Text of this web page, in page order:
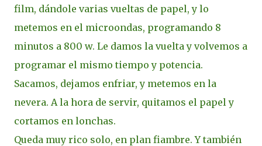
film, dándole varias vueltas de papel, y lo
metemos en el microondas, programando 8
minutos a 800 w. Le damos la vuelta y volvemos a
programar el mismo tiempo y potencia.
Sacamos, dejamos enfriar, y metemos en la
nevera. A la hora de servir, quitamos el papel y
cortamos en lonchas.
Queda muy rico solo, en plan fiambre. Y también